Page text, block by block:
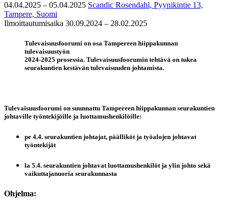
04.04.2025 – 05.04.2025 Scandic Rosendahl, Pyynikintie 13,
Tampere, Suomi
Ilmoittautumisaika 30.09.2024 – 28.02.2025
Tulevaisuusfoorumi on osa Tampereen hiippakunnan
tulevaisuustyön
2024-2025 prosessia. Tulevaisuusfoorumin tehtävä on tukea
seurakuntien kestävän tulevaisuuden johtamista.
Tulevaisuusfoorumi on suunnattu Tampereen hiippakunnan seurakuntien
johtaville työntekijöille ja luottamushenkilöille:
pe 4.4. seurakuntien johtajat, päälliköt ja työalojen johtavat
työntekijät
la 5.4. seurakuntien johtavat luottamushenkilöt ja ylin johto sekä
vaikuttajanuoria seurakunnasta
Ohjelma: